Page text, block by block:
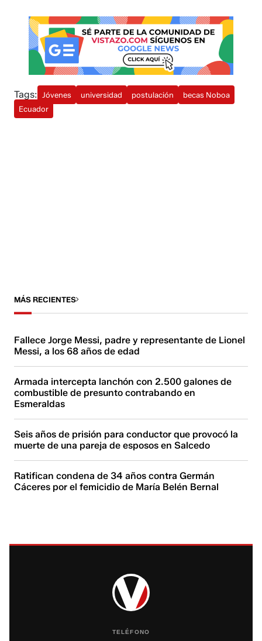
Tags: Jóvenes universidad postulación
becas Noboa
Ecuador
MÁS RECIENTES
Fallece Jorge Messi, padre y representante de Lionel
Messi, a los 68 años de edad
Armada intercepta lanchón con 2.500 galones de
combustible de presunto contrabando en
Esmeraldas
Seis años de prisión para conductor que provocó la
muerte de una pareja de esposos en Salcedo
Ratifican condena de 34 años contra Germán
Cáceres por el femicidio de María Belén Bernal
TELÉFONO